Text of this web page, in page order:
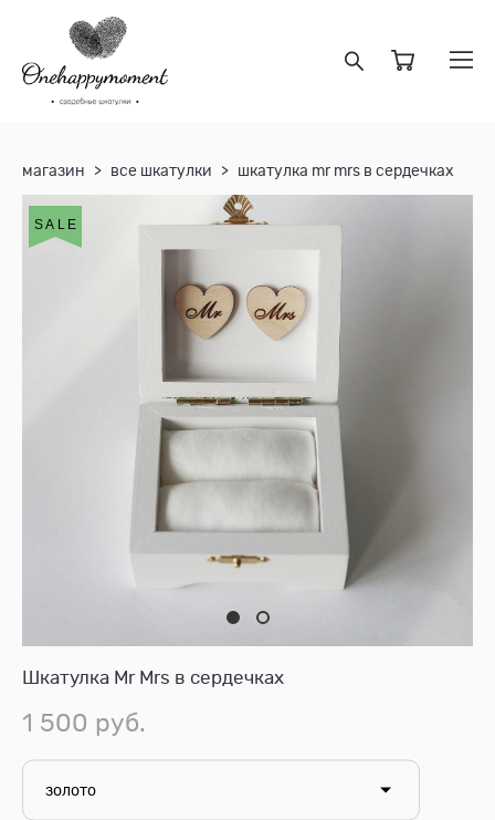
магазин > все шкатулки > шкатулка mr mrs в сердечках
SALE
Шкатулка Mr Mrs в сердечках
1 500 pуб.
золото